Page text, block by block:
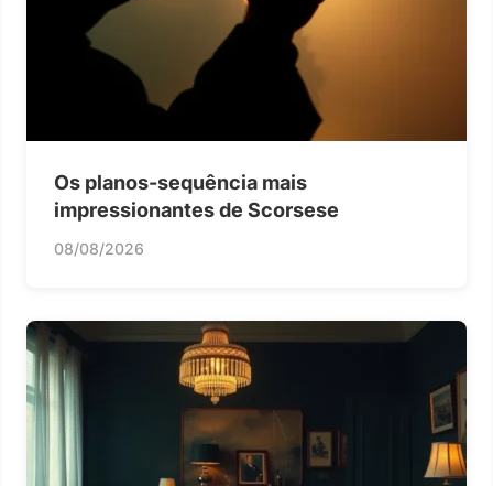
Os planos-sequência mais
impressionantes de Scorsese
08/08/2026